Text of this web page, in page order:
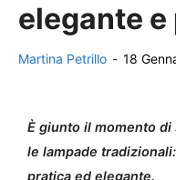
elegante
Martina Petrillo - 18
È giunto il momento
le lampade
pratica ed elegante.